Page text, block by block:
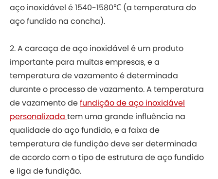
aço inoxidável é 1540-1580℃ (a temperatura do
aço fundido na concha).
2. A carcaça de aço inoxidável é um produto
importante para muitas empresas, e a
temperatura de vazamento é determinada
durante o processo de vazamento. A temperatura
de vazamento defundição de aço inoxidável
personalizada tem uma grande influência na
qualidade do aço fundido, e a faixa de
temperatura de fundição deve ser determinada
de acordo com o tipo de estrutura de aço fundido
e liga de fundição.